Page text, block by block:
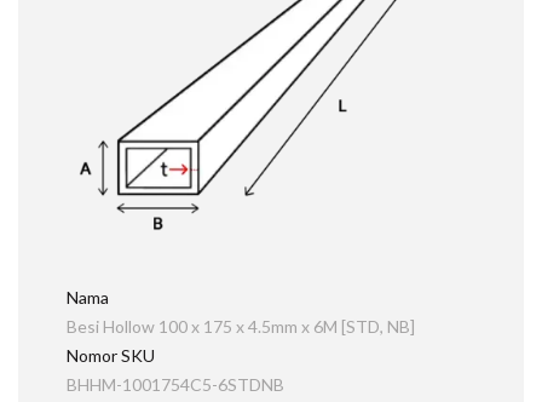
Nama
Besi Hollow 100 x 175 x 4.5mm x 6M [STD, NB]
Nomor SKU
BHHM-1001754C5-6STDNB